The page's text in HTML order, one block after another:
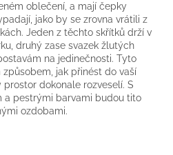
oblečení, a mají čepky
jako by se zrovna vrátili z
Jeden z těchto skřítků drží v
druhý zase svazek žlutých
na jedinečnosti. Tyto
jak přinést do vaší
dokonale rozveselí. S
a pestrými barvami budou tito
ozdobami.